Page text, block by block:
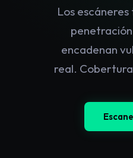
Los
encadenan
real.